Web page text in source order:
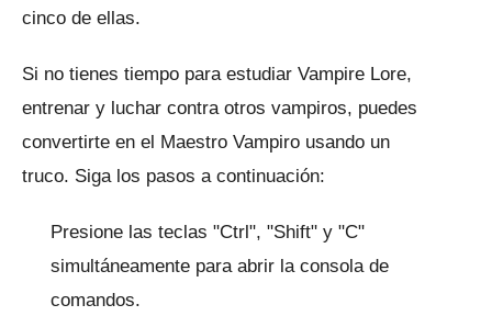
cinco de ellas.
Si no tienes tiempo para estudiar Vampire Lore,
entrenar y luchar contra otros vampiros, puedes
convertirte en el Maestro Vampiro usando un
truco. Siga los pasos a continuación:
Presione las teclas "Ctrl", "Shift" y "C"
simultáneamente para abrir la consola de
comandos.